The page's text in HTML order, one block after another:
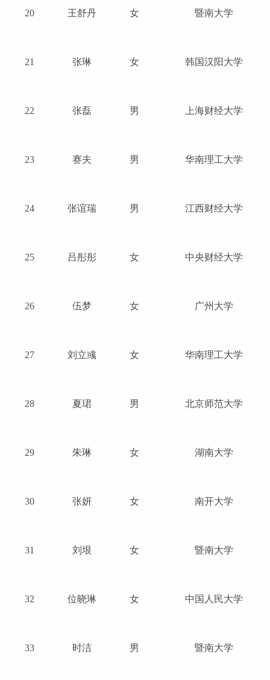
20 王舒丹 女 暨南大学
21 张琳 女 韩国汉阳大学
22 张磊 男 上海财经大学
23 赛夫 男 华南理工大学
24 张谊瑞 男 江西财经大学
25 吕彤彤 女 中央财经大学
26 伍梦 女 广州大学
27 刘立彧 女 华南理工大学
28 夏珺 男 北京师范大学
29 朱琳 女 湖南大学
30 张妍 女 南开大学
31 刘垠 女 暨南大学
32 位晓琳 女 中国人民大学
33 时洁 男 暨南大学